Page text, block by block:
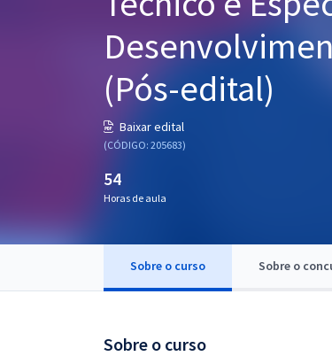
Questões grátis
Aprovados
(Pós-edital)
Baixar edital
(CÓDIGO: 205683)
54
Horas de aula
Sobre o curso Sobre o
Sobre o curso